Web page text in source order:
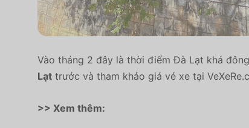
Vào tháng 2 đây là thời điểm Đà Lạt khá
Lạt trước và tham khảo giá vé xe tại
>> Xem thêm: